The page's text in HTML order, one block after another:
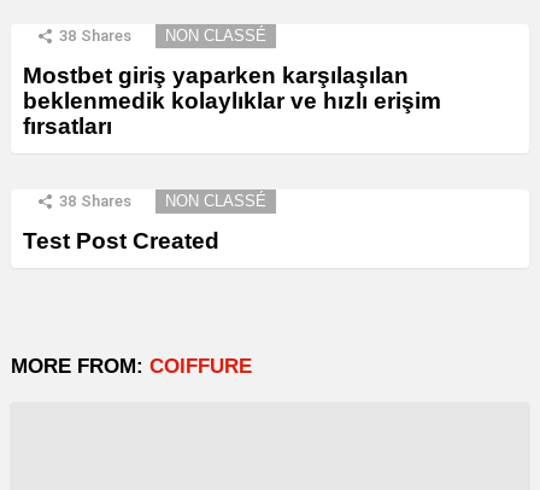
38 Shares NON CLASSÉ
Mostbet giriş yaparken karşılaşılan
beklenmedik kolaylıklar ve hızlı erişim
fırsatları
38 Shares NON CLASSÉ
Test Post Created
MORE FROM: COIFFURE